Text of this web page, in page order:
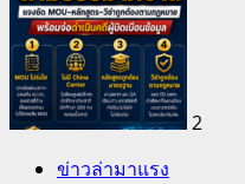
2
ข่าวล่ามาแรง